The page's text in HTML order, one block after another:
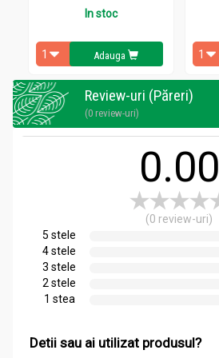
In stoc
Adauga
Review-uri (Păreri)
(0 review-uri)
0.00
(0 review-uri)
5 stele
4 stele
3 stele
2 stele
1 stea
Detii sau ai utilizat produsul?